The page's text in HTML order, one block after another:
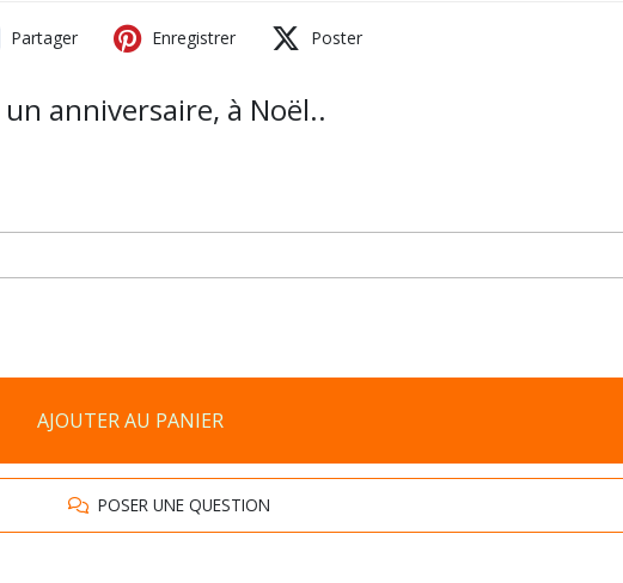
Partager Enregistrer Poster
anniversaire, à Noël..
AJOUTER AU PANIER
POSER UNE QUESTION